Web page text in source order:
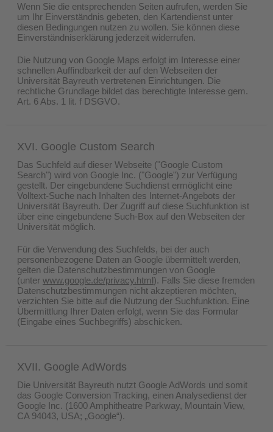
Wenn Sie die entsprechenden Seiten aufrufen, werden Sie
um Ihr Einverständnis gebeten, den Kartendienst unter
diesen Bedingungen nutzen zu wollen. Sie können diese
Einverständniserklärung jederzeit widerrufen.
Die Nutzung von Google Maps erfolgt im Interesse einer
schnellen Auffindbarkeit der auf den Webseiten der
Universität Bayreuth vertretenen Einrichtungen. Die
rechtliche Grundlage bildet das berechtigte Interesse gem.
Art. 6 Abs. 1 lit. f DSGVO.
XVI. Google Custom Search
Das Suchfeld auf dieser Webseite ("Google Custom
Search") wird von Google Inc. ("Google") zur Verfügung
gestellt. Der eingebundene Suchdienst ermöglicht eine
Volltext-Suche nach Inhalten des Internet-Angebots der
Universität Bayreuth. Der Zugriff auf diese Suchfunktion ist
über eine eingebundene Such-Box auf den Webseiten der
Universität möglich.
Für die Verwendung des Suchfelds, bei der auch
personenbezogene Daten an Google übermittelt werden,
gelten die Datenschutzbestimmungen von Google
(unter www.google.de/privacy.html). Falls Sie diese fremden
Datenschutzbestimmungen nicht akzeptieren möchten,
verzichten Sie bitte auf die Nutzung der Suchfunktion. Eine
Übermittlung Ihrer Daten erfolgt, wenn Sie das Formular
(Eingabe eines Suchbegriffs) abschicken.
XVII. Google AdWords
Die Universität Bayreuth nutzt Google AdWords und somit
das Google Conversion Tracking, einen Analysedienst der
Google Inc. (1600 Amphitheatre Parkway, Mountain View,
CA 94043, USA; „Google“).